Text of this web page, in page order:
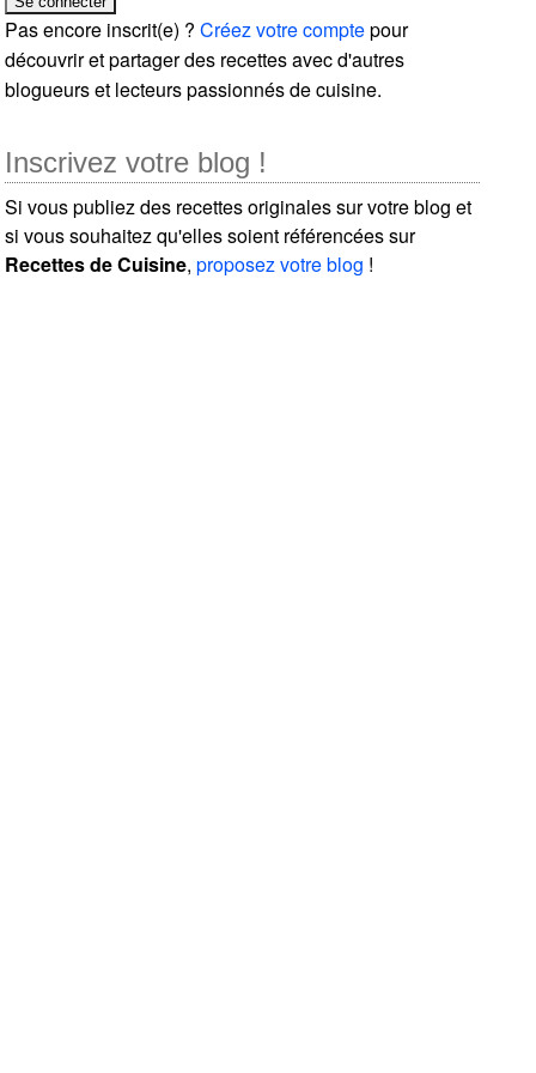
Pas encore inscrit(e) ?Créez votre comptepour
découvrir et partager des recettes avec d'autres
blogueurs et lecteurs passionnés de cuisine.
Inscrivez votre blog !
Si vous publiez des recettes originales sur votre blog et
si vous souhaitez qu'elles soient référencées sur
Recettes de Cuisine,proposez votre blog !